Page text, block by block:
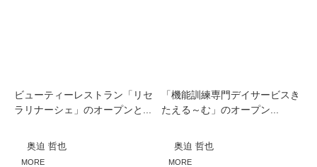
ビューティーレストラン「リセ
ラリナーシェ」のオープンと...
奥迫 哲也
MORE
「機能訓練専門デイサービスき
たえる～む」のオープン...
奥迫 哲也
MORE